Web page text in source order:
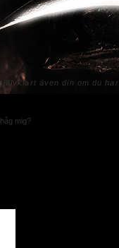
även din om du har
mig?